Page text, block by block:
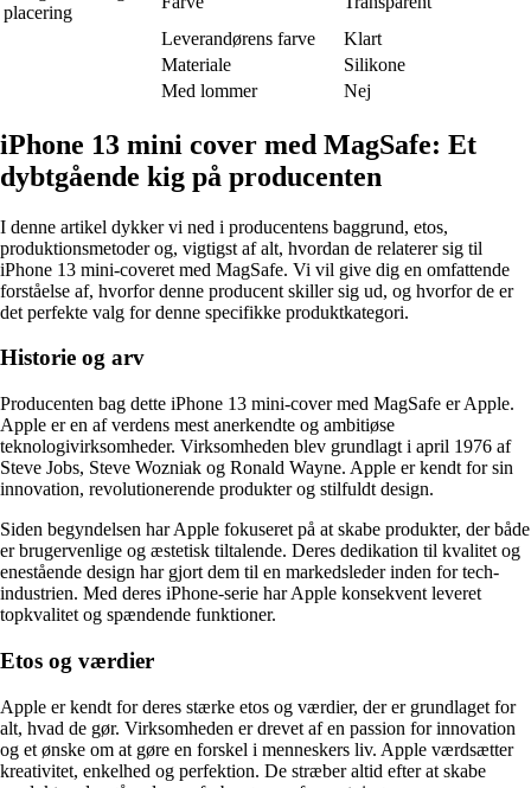
placering
Leverandørens farve
Klart
Materiale
Silikone
Med lommer
Nej
iPhone 13 mini cover med MagSafe: Et
dybtgående kig på producenten
I denne artikel dykker vi ned i producentens baggrund, etos,
produktionsmetoder og, vigtigst af alt, hvordan de relaterer sig til
iPhone 13 mini-coveret med MagSafe. Vi vil give dig en omfattende
forståelse af, hvorfor denne producent skiller sig ud, og hvorfor de er
det perfekte valg for denne specifikke produktkategori.
Historie og arv
Producenten bag dette iPhone 13 mini-cover med MagSafe er Apple.
Apple er en af verdens mest anerkendte og ambitiøse
teknologivirksomheder. Virksomheden blev grundlagt i april 1976 af
Steve Jobs, Steve Wozniak og Ronald Wayne. Apple er kendt for sin
innovation, revolutionerende produkter og stilfuldt design.
Siden begyndelsen har Apple fokuseret på at skabe produkter, der både
er brugervenlige og æstetisk tiltalende. Deres dedikation til kvalitet og
enestående design har gjort dem til en markedsleder inden for tech-
industrien. Med deres iPhone-serie har Apple konsekvent leveret
topkvalitet og spændende funktioner.
Etos og værdier
Apple er kendt for deres stærke etos og værdier, der er grundlaget for
alt, hvad de gør. Virksomheden er drevet af en passion for innovation
og et ønske om at gøre en forskel i menneskers liv. Apple værdsætter
kreativitet, enkelhed og perfektion. De stræber altid efter at skabe